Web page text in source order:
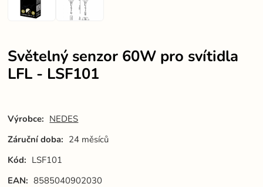
Světelný senzor 60W pro svítidla
LFL - LSF101
Výrobce: NEDES
Záruční doba: 24 měsíců
Kód: LSF101
EAN: 8585040902030